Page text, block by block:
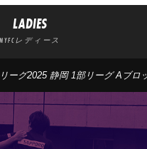
LADIES
レディース
ーグ2025 静岡 1部リーグ Aブロ